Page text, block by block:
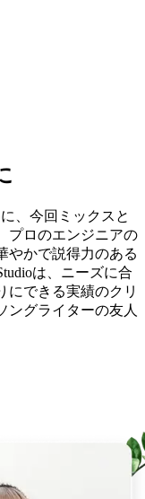
、今回ミックスと
プロのエンジニアの
やかで説得力のある
は、ニーズに合
にできる実績のクリ
ングライターの友人